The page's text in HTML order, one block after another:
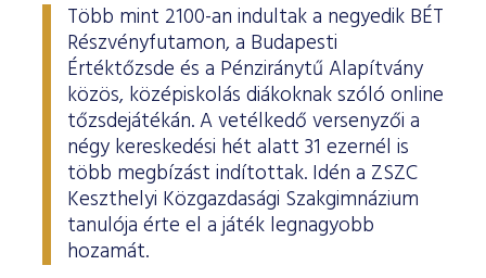
Több mint 2100-an indultak a negyedik BÉT
Részvényfutamon, a Budapesti
Értéktőzsde és a Pénziránytű Alapítvány
közös, középiskolás diákoknak szóló online
tőzsdejátékán. A vetélkedő versenyzői a
négy kereskedési hét alatt 31 ezernél is
több megbízást indítottak. Idén a ZSZC
Keszthelyi Közgazdasági Szakgimnázium
tanulója érte el a játék legnagyobb
hozamát.